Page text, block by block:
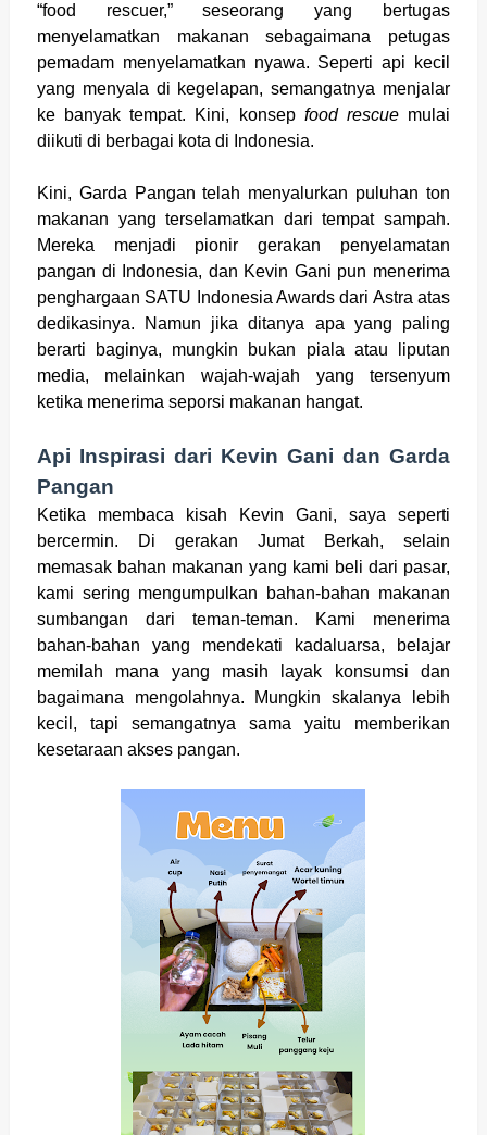
“food rescuer,” seseorang yang bertugas
menyelamatkan makanan sebagaimana petugas
pemadam menyelamatkan nyawa. Seperti api kecil
yang menyala di kegelapan, semangatnya menjalar
ke banyak tempat. Kini, konsep food rescuemulai
diikuti di berbagai kota di Indonesia.
Kini, Garda Pangan telah menyalurkan puluhan ton
makanan yang terselamatkan dari tempat sampah.
Mereka menjadi pionir gerakan penyelamatan
pangan di Indonesia, dan Kevin Gani pun menerima
penghargaan SATU Indonesia Awards dari Astra atas
dedikasinya. Namun jika ditanya apa yang paling
berarti baginya, mungkin bukan piala atau liputan
media, melainkan wajah-wajah yang tersenyum
ketika menerima seporsi makanan hangat.
Api Inspirasi dari Kevin Gani dan Garda
Pangan
Ketika membaca kisah Kevin Gani, saya seperti
bercermin. Di gerakan Jumat Berkah, selain
memasak bahan makanan yang kami beli dari pasar,
kami sering mengumpulkan bahan-bahan makanan
sumbangan dari teman-teman. Kami menerima
bahan-bahan yang mendekati kadaluarsa, belajar
memilah mana yang masih layak konsumsi dan
bagaimana mengolahnya. Mungkin skalanya lebih
kecil, tapi semangatnya sama yaitu memberikan
kesetaraan akses pangan.